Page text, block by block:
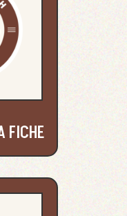
FICHE